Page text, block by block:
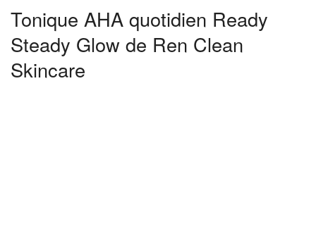
Tonique AHA quotidien Ready
Steady Glow de Ren Clean
Skincare